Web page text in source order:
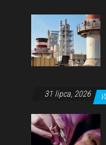
31 lipca, 2026